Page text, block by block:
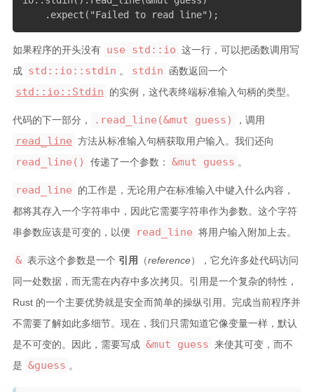
    .expect("Failed to read line");
如果程序的开头没有 use std::io 这一行，可以把函数调用写
成 std::io::stdin 。 stdin 函数返回一个
std::io::Stdin 的实例，这代表终端标准输入句柄的类型。
代码的下一部分， .read_line(&mut guess) ，调用
read_line 方法从标准输入句柄获取用户输入。我们还向
read_line() 传递了一个参数： &mut guess 。
read_line
的工作是，无论用户在标准输入中键入什么内容，
都将其存入一个字符串中，因此它需要字符串作为参数。这个字符
串参数应该是可变的，以便
read_line 将用户输入附加上去。
& 表示这个参数是一个 引用 （reference），它允许多处代码访问
同一处数据，而无需在内存中多次拷贝。引用是一个复杂的特性，
Rust 的一个主要优势就是安全而简单的操纵引用。完成当前程序并
不需要了解如此多细节。现在，我们只需知道它像变量一样，默认
是不可变的。因此，需要写成 &mut guess 来使其可变，而不
是 &guess 。